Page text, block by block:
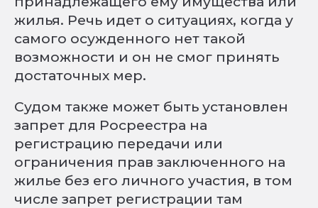
жилья. Речь идет о ситуациях, когда у
самого осужденного нет такой
возможности и он не смог принять
достаточных мер.
Судом также может быть установлен
запрет для Росреестра на
регистрацию передачи или
ограничения прав заключенного на
жилье без его личного участия, в том
числе запрет регистрации там